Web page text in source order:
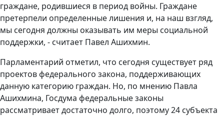
граждане, родившиеся в период войны. Граждане
претерпели определенныелишения и, на наш взгляд,
мы сегодня должны оказывать им меры социальной
поддержки, - считает Павел Ашихмин.
Парламентарий отметил, что сегодня существует ряд
проектов федерального закона, поддерживающих
данную категорию граждан. Но, по мнению Павла
Ашихмина, Госдума федеральные законы
рассматривает достаточно долго, поэтому 24 субъекта